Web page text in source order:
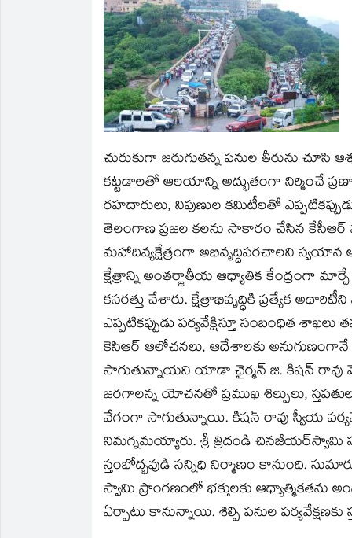
new
window)
new
window)
friend
(Opens
in
new
window)
new
window)
new
window)window)
చురుకుగా జరుగుతన్న పనుల తీరును చూసి
కట్టడాలతో ఆలయాన్ని అద్భుతంగా నిర్మించే
రహదారులు, నిపుణుల కమిటీలతో
తెలంగాణ ప్రజల కలను సాకారం చేసిన కేసీఆర్‌
మహాదివ్యక్షేత్రంగా అభివృద్ధిపరచాలని
క్షేత్రాన్ని అంతర్జాతీయ ఆధ్యాతిక కేంద్రంగా
కసరత్తు చేశారు. క్షేత్రాభివృద్ధికి ప్రత్యేక
ఎప్పటికప్పుడు పర్యవేక్షిస్తూ సంబంధిత
కెసిఆర్‌ ఆలోచనలు, ఆదేశాలకు
సాగుతున్నాయని యాడా ఛైర్మన్‌ జి. కిషన్‌ రావు
జరగాలన్న యోచనతో ప్రముఖ శిల్పులు,
వేగంగా సాగుతున్నాయి. కిషన్‌ రావు స్వీయ
నిమగ్నమయ్యారు. శ్రీ త్రిదండి
స్తంభోద్భవుడి సన్నిధి నిర్మాణం కానుంది.
స్వామి ప్రాంగణంలో భక్తులకు ఆధ్యాత్మికతను
ఏర్పాటు కానున్నాయి. శిల్పి పనుల పర్యవేక్షణకు